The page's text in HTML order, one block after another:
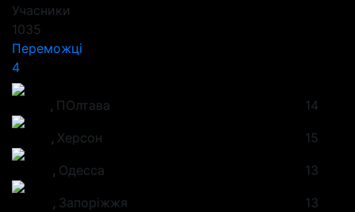
Учасники
1035
Переможці
4
, ПОлтава 14
, Херсон 15
, Одесса 13
, Запоріжжя 13